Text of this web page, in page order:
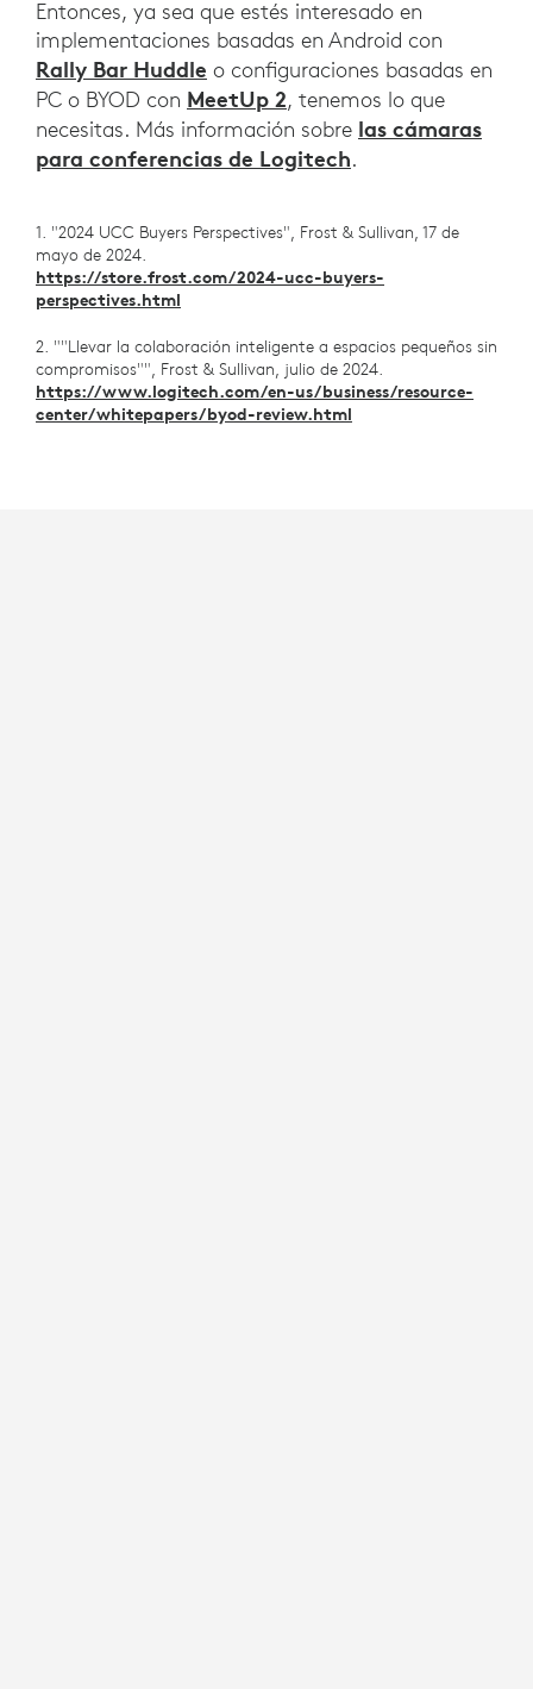
Entonces, ya sea que estés interesado en
implementaciones basadas en Android con
Rally Bar Huddle o configuraciones basadas en
PC o BYOD con MeetUp 2, tenemos lo que
necesitas. Más información sobre las cámaras
para conferencias de Logitech.
1. "2024 UCC Buyers Perspectives", Frost & Sullivan, 17 de
mayo de 2024.
https://store.frost.com/2024-ucc-buyers-
perspectives.html
2. ""Llevar la colaboración inteligente a espacios pequeños sin
compromisos"", Frost & Sullivan, julio de 2024.
https://www.logitech.com/en-us/business/resource-
center/whitepapers/byod-review.html